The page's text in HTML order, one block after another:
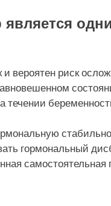
вероятен риск
течении
гормональный